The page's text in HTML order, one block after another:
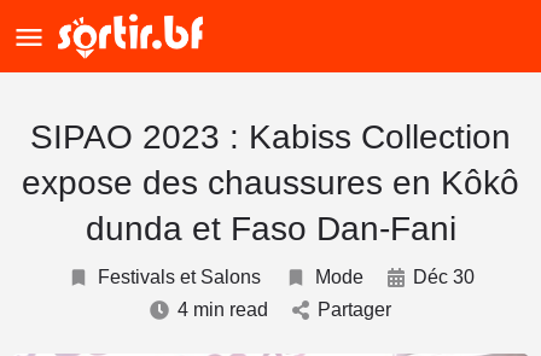
SIPAO 2023 : Kabiss Collection
expose des chaussures en Kôkô
dunda et Faso Dan-Fani
Festivals et Salons Mode
Déc 30
4 min read
Partager